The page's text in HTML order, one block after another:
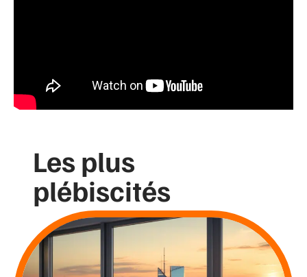
Les plus
plébiscités